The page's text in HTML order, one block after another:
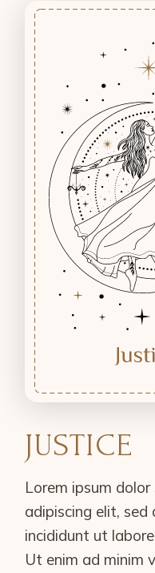
JUSTICE
Lorem ipsum
adipiscing elit,
incididunt ut
Ut enim ad minim